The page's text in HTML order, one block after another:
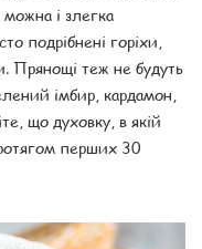
і злегка
подрібнені горіхи,
Прянощі теж не будуть
імбир, кардамон,
що духовку, в якій
перших 30